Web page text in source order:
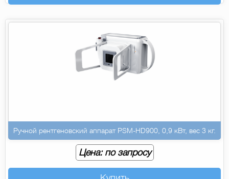
Ручной рентгеновский аппарат PSM-HD900, 0,9 кВт, вес 3 кг.
Цена: по запросу